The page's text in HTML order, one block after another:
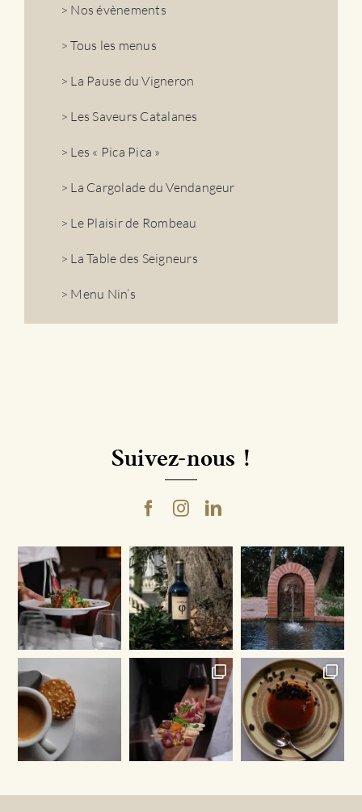
> Nos évènements
> Tous les menus
> La Pause du Vigneron
> Les Saveurs Catalanes
> Les « Pica Pica »
> La Cargolade du Vendangeur
> Le Plaisir de Rombeau
> La Table des Seigneurs
> Menu Nin’s
Suivez-nous !